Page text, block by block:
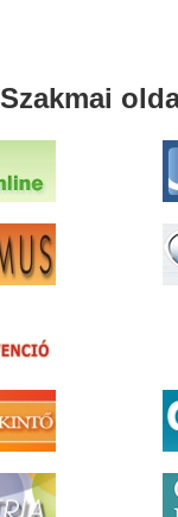
Szakmai